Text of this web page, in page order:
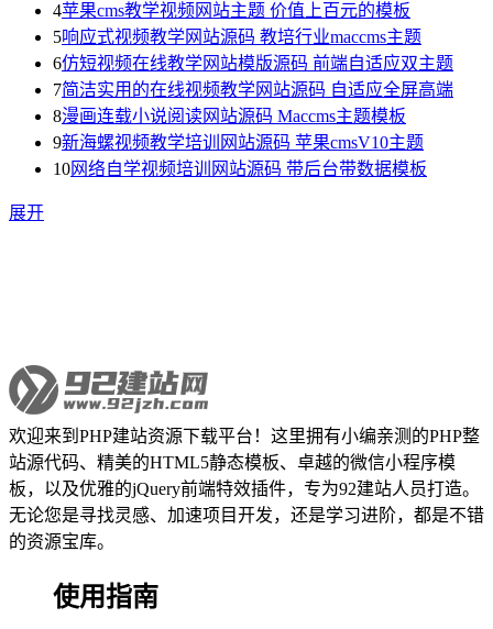
4苹果cms教学视频网站主题 价值上百元的模板
5响应式视频教学网站源码 教培行业maccms主题
6仿短视频在线教学网站模版源码 前端自适应双主题
7简洁实用的在线视频教学网站源码 自适应全屏高端
8漫画连载小说阅读网站源码 Maccms主题模板
9新海螺视频教学培训网站源码 苹果cmsV10主题
10网络自学视频培训网站源码 带后台带数据模板
展开
欢迎来到PHP建站资源下载平台！这里拥有小编亲测的PHP整
站源代码、精美的HTML5静态模板、卓越的微信小程序模
板，以及优雅的jQuery前端特效插件，专为92建站人员打造。
无论您是寻找灵感、加速项目开发，还是学习进阶，都是不错
的资源宝库。
使用指南